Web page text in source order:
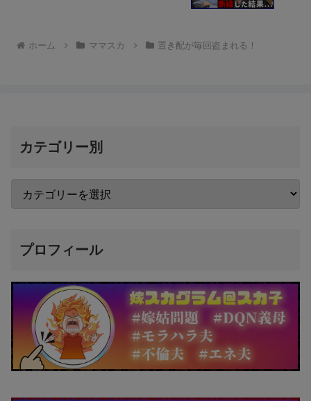
ホーム ママスカ 置き配が毎回盗まれる！
カテゴリー別
プロフィール